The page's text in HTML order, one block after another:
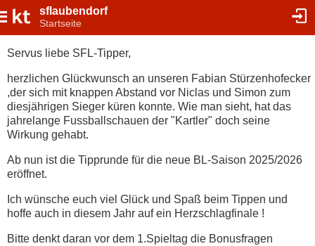
sflaubendorf
Startseite
Servus liebe SFL-Tipper,
herzlichen Glückwunsch an unseren Fabian Stürzenhofecker
,der sich mit knappen Abstand vor Niclas und Simon zum
diesjährigen Sieger küren konnte. Wie man sieht, hat das
jahrelange Fussballschauen der "Kartler" doch seine
Wirkung gehabt.
Ab nun ist die Tipprunde für die neue BL-Saison 2025/2026
eröffnet.
Ich wünsche euch viel Glück und Spaß beim Tippen und
hoffe auch in diesem Jahr auf ein Herzschlagfinale !
Bitte denkt daran vor dem 1.Spieltag die Bonusfragen